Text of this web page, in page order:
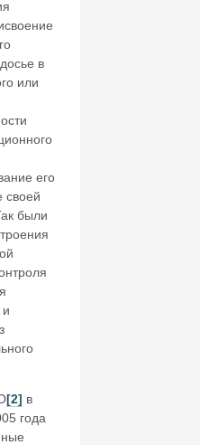
и
м
н
и
оз
е
л
А
В
в
или
его
своей
были
[2] в
года